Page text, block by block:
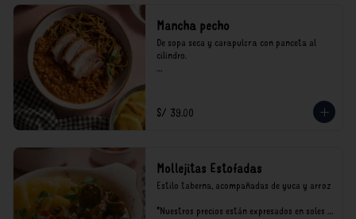
Mancha pecho
De sopa seca y carapulcra con panceta al
cilindro.
consumo.
S/ 39.00
Mollejitas Estofadas
Estilo taberna, acompañadas de yuca y arroz
*Nuestros precios están expresados en soles e